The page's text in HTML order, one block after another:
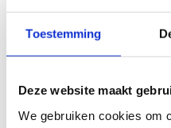
Toestemming
Deze website maakt
We gebruiken cookies om
Gerelateerde
Kraamcadeau
Op voorraad